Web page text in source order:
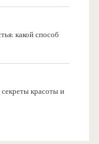
какой способ
красоты и